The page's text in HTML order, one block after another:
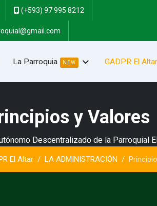
(+593) 97 995 8212
La Parroquia NEW GADPR El Altar
y Valores
Descentralizado de la Parroquial
El Altar LA ADMINISTRACIÓN